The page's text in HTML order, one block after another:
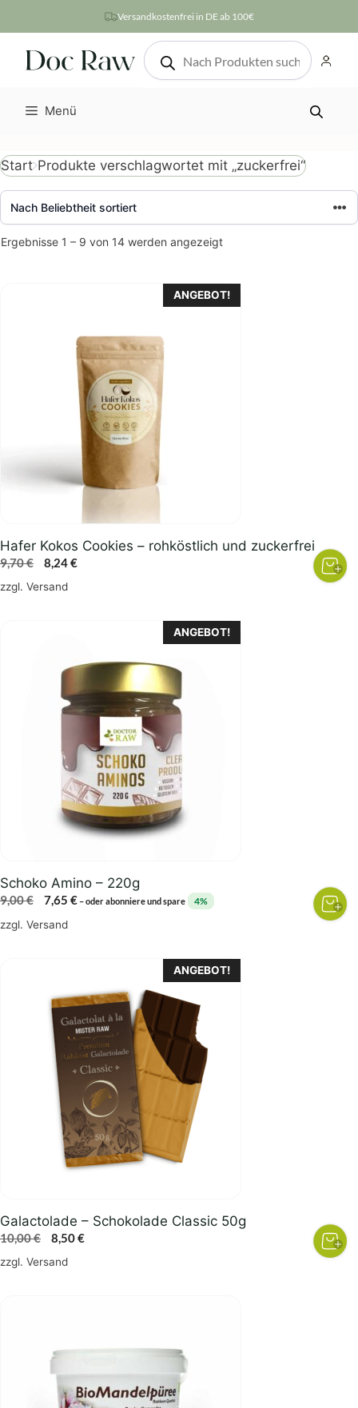
Inhalt
springen
Versandkostenfrei in DE ab 100€
Products
search
Menü
Start Produkte verschlagwortet mit „zuckerfrei“
Ergebnisse 1 – 9 von 14 werden angezeigtNach
ANGEBOT!
Hafer Kokos Cookies – rohköstlich und zuckerfrei
9,70€
Ursprünglicher
Preis
8,24€Aktueller
zzgl. Versand
ANGEBOT!
Schoko Amino – 220g
9,00€
Ursprünglicher
Preis
7,65 €Aktueller
–oder abonniere und spare 4%
zzgl. Versand
ANGEBOT!
Galactolade – Schokolade Classic 50g
10,00€
Ursprünglicher
Preis
8,50€Aktueller
zzgl. Versand